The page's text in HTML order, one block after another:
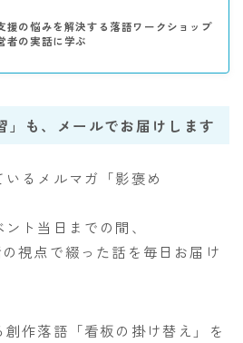
援の悩みを解決する落語ワークショップ
者の実話に学ぶ
」も、メールでお届けします
るメルマガ「影褒め
ト当日までの間、
視点で綴った話を毎日お届け
作落語「看板の掛け替え」を